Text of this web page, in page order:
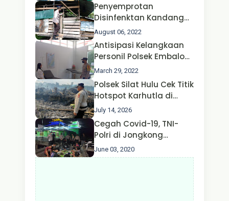
Penyemprotan
Disinfenktan Kandang
Ternak Kambing warga
Oleh Satgas Ops Aman
Nusa II Polda Kalbar*
August 06, 2022
Antisipasi Kelangkaan
Personil Polsek Embaloh
Hulu Gencar Lakukan
Pengecekan Oksigen
March 29, 2022
Polsek Silat Hulu Cek Titik
Hotspot Karhutla di
Desa Nanga Dangkan,
Api Ditemukan Sudah
Padam
July 14, 2026
Cegah Covid-19, TNI-
Polri di Jongkong
Himbau Masyarakat
Jangan Kumpul Hinga
June 03, 2020